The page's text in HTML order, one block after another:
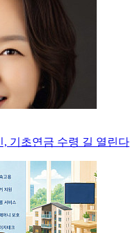
기초연금 수령 길 열린다